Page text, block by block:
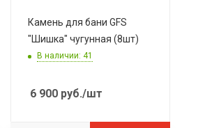
Камень для бани GFS
"Шишка" чугунная (8шт)
В наличии: 41
6 900руб./шт